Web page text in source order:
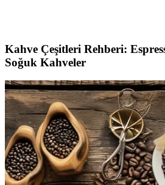
Kahve Çeşitleri Rehberi:
Soğuk Kahveler